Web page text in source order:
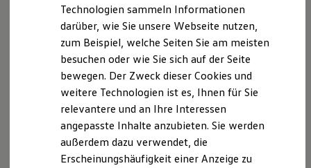
Nachhaltigkeit
Technologie
Kosten und Kauf
Verbrauchskosten
Kaufoptionen
E-Auto-Förderung
Software und Konnektivität
Die ID. Software 6
ID. Software Versionen und Updates
Digitale Extras
Schnittstellen zu Ihrem ID.
Marke und Erlebnis
source-map, Version 0.7.3
Copyright (c) 2009-2011, Mozilla Foundation and
contributors. All rights reserved.
source-map, Version 0.5.7
Copyright (C) 2009-2011 Mozilla Foundation and
contributors
aws-param-store
, Version 3.2.0
Copyright (C) 2016- Vandium Software Inc.
Technologien sammeln Informationen
darüber, wie Sie unsere Webseite nutzen,
zum Beispiel, welche Seiten Sie am meisten
besuchen oder wie Sie sich auf der Seite
bewegen. Der Zweck dieser Cookies und
weitere Technologien ist es, Ihnen für Sie
relevantere und an Ihre Interessen
angepasste Inhalte anzubieten. Sie werden
außerdem dazu verwendet, die
Erscheinungshäufigkeit einer Anzeige zu